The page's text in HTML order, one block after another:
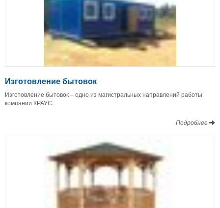
Изготовление бытовок
Изготовление бытовок – одно из магистральных направлений работы
компании КРАУС.
Подробнее